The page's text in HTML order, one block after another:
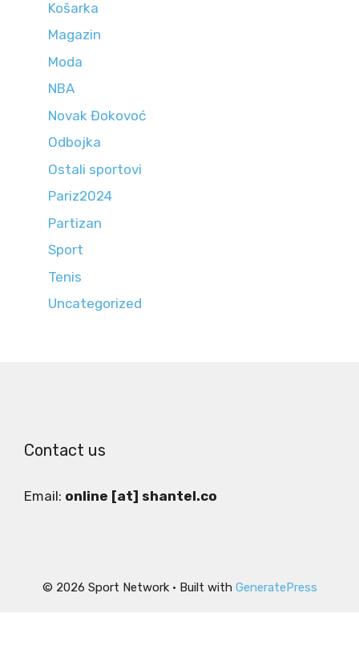
Košarka
Magazin
Moda
NBA
Novak Đokovoć
Odbojka
Ostali sportovi
Pariz2024
Partizan
Sport
Tenis
Uncategorized
Contact us
Email: online [at] shantel.co
© 2026 Sport Network• Built with GeneratePress